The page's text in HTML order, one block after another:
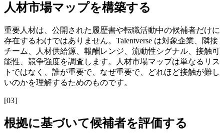
人材市場マップを構築する
重要人材は、公開された履歴書や転職活動中の候補者だけに
存在するわけではありません。Talentverse は対象企業、隣接
チーム、人材供給源、報酬レンジ、流動性シグナル、接触可
能性、競争強度を調査します。人材市場マップは単なるリス
トではなく、誰が重要で、なぜ重要で、どれほど接触が難し
いのかを理解するためのものです。
[03]
根拠に基づいて候補者を評価する